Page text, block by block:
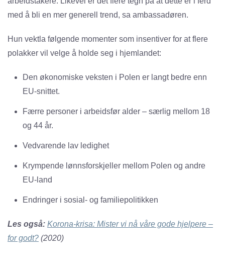
med å bli en mer generell trend, sa ambassadøren.
Hun vektla følgende momenter som insentiver for at flere
polakker vil velge å holde seg i hjemlandet:
Den økonomiske veksten i Polen er langt bedre enn
EU-snittet.
Færre personer i arbeidsfør alder – særlig mellom 18
og 44 år.
Vedvarende lav ledighet
Krympende lønnsforskjeller mellom Polen og andre
EU-land
Endringer i sosial- og familiepolitikken
Les også: Korona-krisa: Mister vi nå våre gode hjelpere –
for godt? (2020)